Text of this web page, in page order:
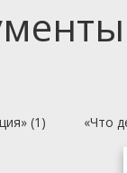
(1) «Что